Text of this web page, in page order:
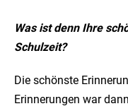
Was ist denn Ihre
Schulzeit?
Die schönste
Erinnerungen war